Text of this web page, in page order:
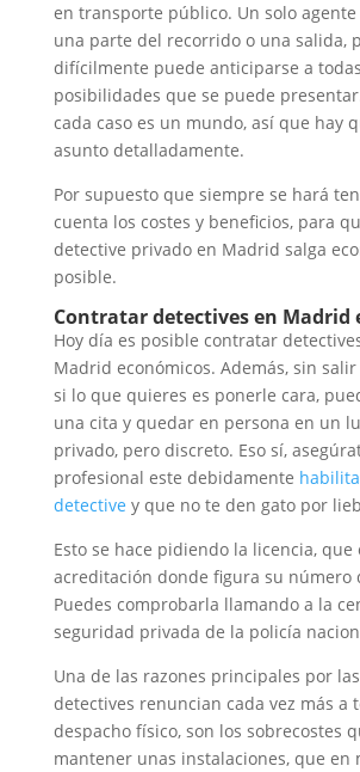
en transporte público. Un solo
una parte del recorrido o una salida,
difícilmente puede anticiparse a
posibilidades que se puede
cada caso es un mundo, así que hay
asunto detalladamente.
Por supuesto que siempre se hará
cuenta los costes y beneficios, para
detective privado en Madrid salga
posible.
Contratar detectives en Madrid
Hoy día es posible contratar
Madrid económicos. Además, sin salir
si lo que quieres es ponerle cara,
una cita y quedar en persona en un
privado, pero discreto. Eso sí,
profesional este debidamente
detective y que no te den gato por
Esto se hace pidiendo la licencia, que
acreditación donde figura su número
Puedes comprobarla llamando a la
seguridad privada de la policía
Una de las razones principales por
detectives renuncian cada vez más a
despacho físico, son los sobrecostes
mantener unas instalaciones, que en